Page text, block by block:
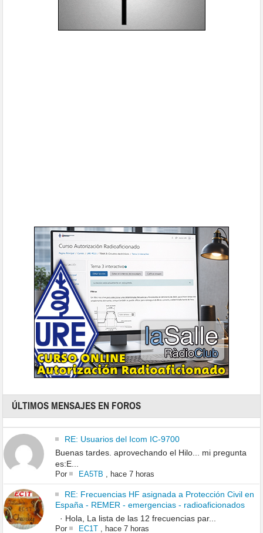
ÚLTIMOS MENSAJES EN FOROS
RE: Usuarios del Icom IC-9700
Buenas tardes. aprovechando el Hilo... mi pregunta
es:E...
Por EA5TB hace 7 horas
RE: Frecuencias HF asignada a Protección Civil en
España - REMER - emergencias - radioaficionados
· Hola, La lista de las 12 frecuencias par...
Por EC1T, hace 7 horas